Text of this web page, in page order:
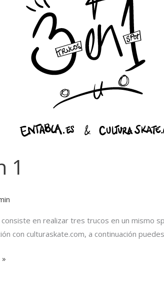
1
en realizar tres trucos en un mismo
con culturaskate.com, a continuación